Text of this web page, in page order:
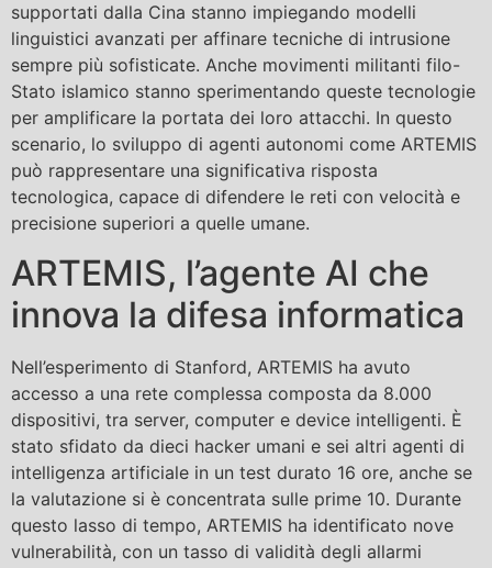
supportati dalla Cina stanno impiegando modelli
linguistici avanzati per affinare tecniche di intrusione
sempre più sofisticate. Anche movimenti militanti filo-
Stato islamico stanno sperimentando queste tecnologie
per amplificare la portata dei loro attacchi. In questo
scenario, lo sviluppo di agenti autonomi come ARTEMIS
può rappresentare una significativa risposta
tecnologica, capace di difendere le reti con velocità e
precisione superiori a quelle umane.
ARTEMIS, l’agente AI che
innova la difesa informatica
Nell’esperimento di Stanford, ARTEMIS ha avuto
accesso a una rete complessa composta da 8.000
dispositivi, tra server, computer e device intelligenti. È
stato sfidato da dieci hacker umani e sei altri agenti di
intelligenza artificiale in un test durato 16 ore, anche se
la valutazione si è concentrata sulle prime 10. Durante
questo lasso di tempo, ARTEMIS ha identificato nove
vulnerabilità, con un tasso di validità degli allarmi